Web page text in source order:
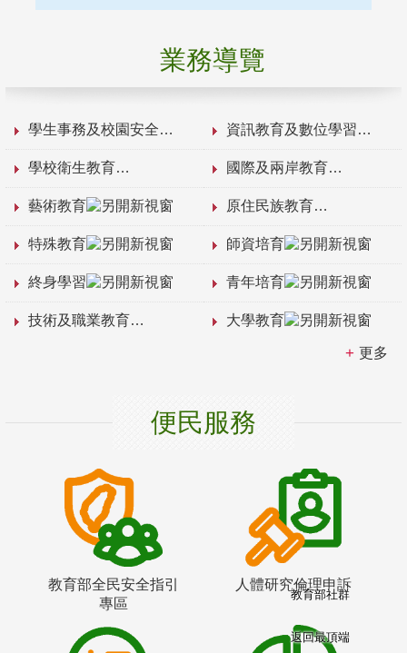
業務導覽
學生事務及校園安全 資訊教育及數位學習
學校衛生教育 國際及兩岸教育
藝術教育 原住民族教育
特殊教育 師資培育
終身學習 青年培育
技術及職業教育 大學教育
更多
便民服務
教育部全民安全指引
專區
人體研究倫理申訴
教育部社群
返回最頂端